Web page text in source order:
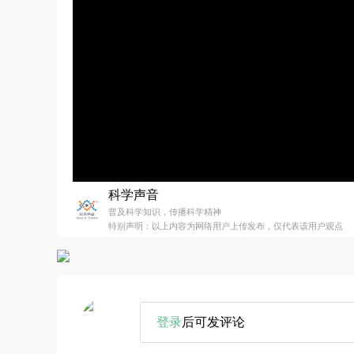
科学声音
普及科学知识，传播科学精神
特别声明：以上内容为网络用户上传发布，仅代表该用户观点
登录后可发评论